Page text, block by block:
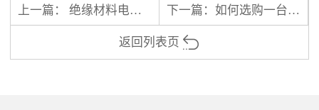
上一篇：绝缘材料电阻率测试仪适用于哪些材料的检测 下一篇： 如何选购一台优秀的接触角测量仪-铄瑞科技教您选型
返回列表页